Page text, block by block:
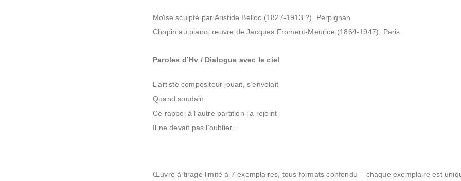
Moïse sculpté par Aristide Belloc (1827-1913 ?), Perpignan
Chopin au piano, œuvre de Jacques Froment-Meurice (1864-1947), Paris
Paroles d’Hv / Dialogue avec le ciel
L’artiste compositeur jouait, s’envolait
Quand soudain
Ce rappel à l’autre partition l’a rejoint
Il ne devait pas l’oublier…
Œuvre à tirage limité à 7 exemplaires, tous formats confondu – chaque exemplaire est